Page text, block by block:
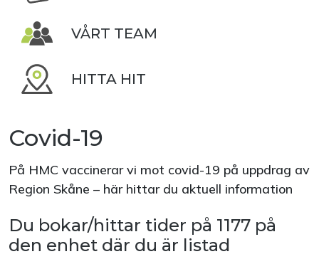
VÅRT TEAM
HITTA HIT
Covid-19
På HMC vaccinerar vi mot covid-19 på uppdrag av
Region Skåne – här hittar du aktuell information
Du bokar/hittar tider på 1177 på
den enhet där du är listad